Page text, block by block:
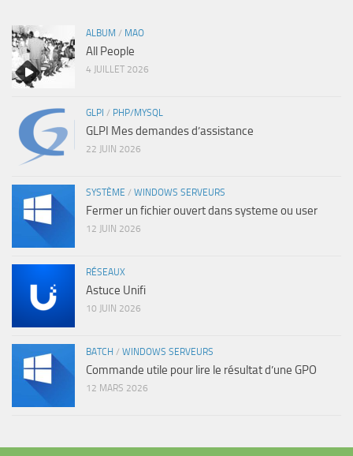
ALBUM / MAO
All People
4 JUILLET 2026
GLPI / PHP/MYSQL
GLPI Mes demandes d’assistance
22 JUIN 2026
SYSTÈME / WINDOWS SERVEURS
Fermer un fichier ouvert dans systeme ou user
12 JUIN 2026
RÉSEAUX
Astuce Unifi
10 JUIN 2026
BATCH / WINDOWS SERVEURS
Commande utile pour lire le résultat d’une GPO
12 MARS 2026